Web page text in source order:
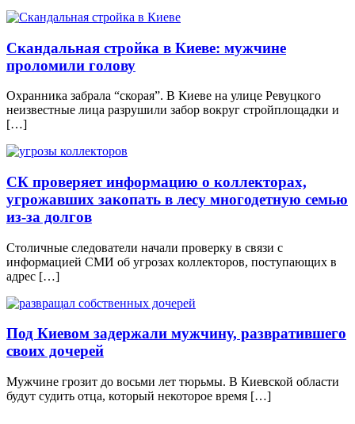
Скандальная стройка в Киеве: мужчине
проломили голову
Охранника забрала “скорая”. В Киеве на улице Ревуцкого
неизвестные лица разрушили забор вокруг стройплощадки и
[…]
СК проверяет информацию о коллекторах,
угрожавших закопать в лесу многодетную семью
из-за долгов
Столичные следователи начали проверку в связи с
информацией СМИ об угрозах коллекторов, поступающих в
адрес […]
Под Киевом задержали мужчину, развратившего
своих дочерей
Мужчине грозит до восьми лет тюрьмы. В Киевской области
будут судить отца, который некоторое время […]